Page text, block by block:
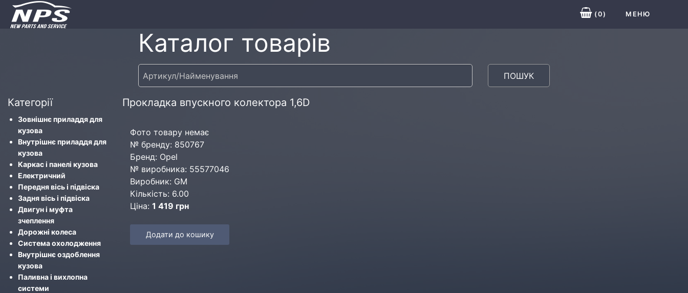
(0) МЕНЮ
Каталог товарів
ПОШУК
Категорії
Зовнішнє приладдя для
кузова
Внутрішнє приладдя для
кузова
Каркас і панелі кузова
Електричний
Передня вісь і підвіска
Задня вісь і підвіска
Двигун і муфта
зчеплення
Дорожні колеса
Система охолодження
Внутрішнє оздоблення
кузова
Паливна і вихлопна
системи
Прокладка впускного колектора 1,6D
Фото товару немає
№ бренду: 850767
Бренд: Opel
№ виробника: 55577046
Виробник: GM
Кількість: 6.00
Ціна: 1 419 грн
Додати до кошику